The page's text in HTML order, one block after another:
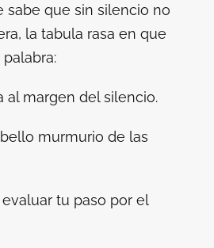
sabe que sin silencio no
la tabula rasa en que
al margen del silencio.
murmurio de las
tu paso por el